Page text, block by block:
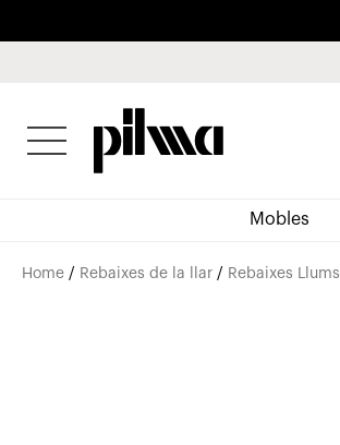
pilma
Mobles
Home / Rebaixes de la llar / Rebaixes Llums